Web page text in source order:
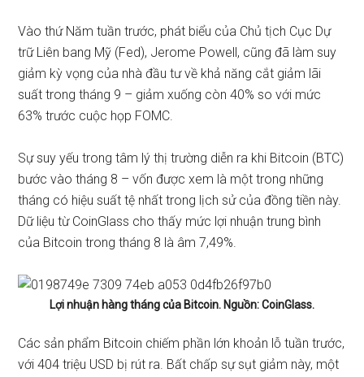
Vào thứ Năm tuần trước, phát biểu của Chủ tịch Cục Dự
trữ Liên bang Mỹ (Fed), Jerome Powell, cũng đã làm suy
giảm kỳ vọng của nhà đầu tư về khả năng cắt giảm lãi
suất trong tháng 9 – giảm xuống còn 40% so với mức
63% trước cuộc họp FOMC.
Sự suy yếu trong tâm lý thị trường diễn ra khi Bitcoin (BTC)
bước vào tháng 8 – vốn được xem là một trong những
tháng có hiệu suất tệ nhất trong lịch sử của đồng tiền này.
Dữ liệu từ CoinGlass cho thấy mức lợi nhuận trung bình
của Bitcoin trong tháng 8 là âm 7,49%.
Lợi nhuận hàng tháng của Bitcoin. Nguồn: CoinGlass.
Các sản phẩm Bitcoin chiếm phần lớn khoản lỗ tuần trước,
với 404 triệu USD bị rút ra. Bất chấp sự sụt giảm này, một